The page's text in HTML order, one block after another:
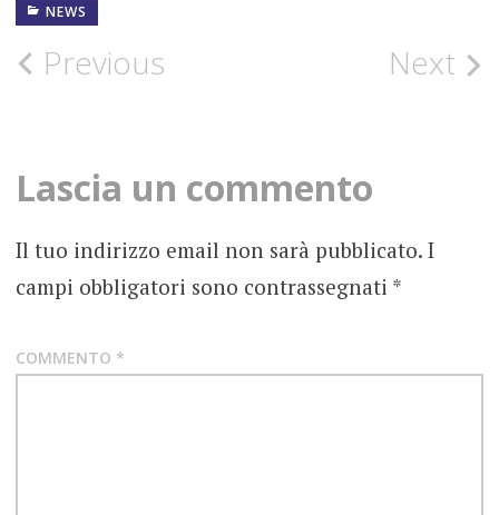
NEWS
ARTLOVER
PROMOTIONS
BACKGAMMON
BENEDETTO
ROCK
NEWS
NUOVO
PINDAR
Post
Previous Next
Lascia un commento
Il tuo indirizzo email non sarà pubblicato. I
campi obbligatori sono contrassegnati *
COMMENTO *